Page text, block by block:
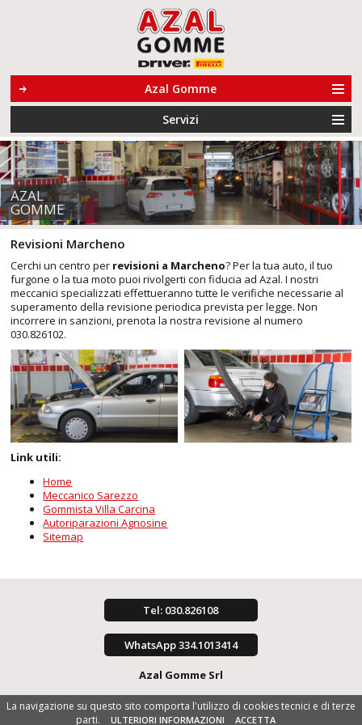
Azal Gomme
Servizi
AZAL
GOMME
Revisioni Marcheno
Cerchi un centro per revisioni a Marcheno? Per la tua auto, il tuo
furgone o la tua moto puoi rivolgerti con fiducia ad Azal. I nostri
meccanici specializzati effettueranno tutte le verifiche necessarie al
superamento della revisione periodica prevista per legge. Non
incorrere in sanzioni, prenota la nostra revisione al numero
030.826102.
Link utili:
Home
Meccanico Sarezzo
Gommista Villa Carcina
Autoriparazioni Agnosine
Sitemap
Tel: 030.826108
WhatsApp 334.1013414
Azal Gomme Srl
La navigazione su questo sito comporta l'utilizzo di cookies tecnici e di terze
parti.
ULTERIORI INFORMAZIONI ACCETTA